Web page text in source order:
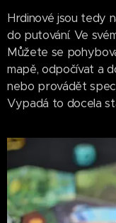
Hrdinové jsou tedy
do putování. Ve
Můžete se
mapě, odpočívat a
nebo provádět
Vypadá to docela